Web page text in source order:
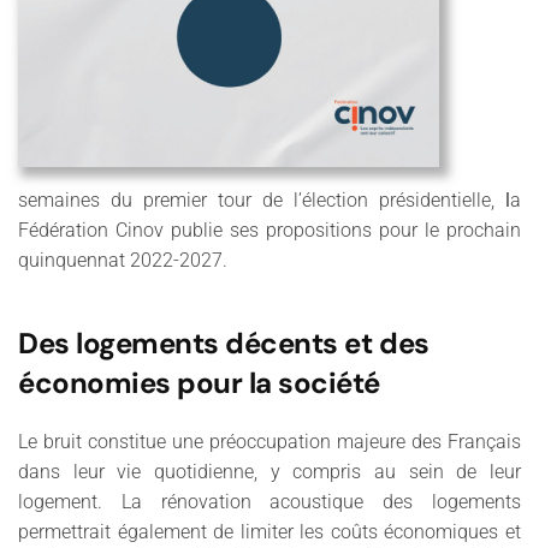
semaines du premier tour de l’élection présidentielle, la
Fédération Cinov publie ses propositions pour le prochain
quinquennat 2022-2027.
Des logements décents et des
économies pour la société
Le bruit constitue une préoccupation majeure des Français
dans leur vie quotidienne, y compris au sein de leur
logement. La rénovation acoustique des logements
permettrait également de limiter les coûts économiques et